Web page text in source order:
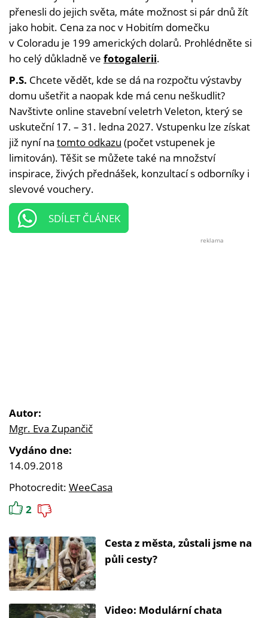
přenesli do jejich světa, máte možnost si pár dnů žít
jako hobit. Cena za noc v Hobitím domečku
v Coloradu je 199 amerických dolarů. Prohlédněte si
ho celý důkladně ve fotogalerii.
P.S. Chcete vědět, kde se dá na rozpočtu výstavby
domu ušetřit a naopak kde má cenu neškudlit?
Navštivte online stavební veletrh Veleton, který se
uskuteční 17. – 31. ledna 2027. Vstupenku lze získat
již nyní na tomto odkazu (počet vstupenek je
limitován). Těšit se můžete také na množství
inspirace, živých přednášek, konzultací s odborníky i
slevové vouchery.
SDÍLET ČLÁNEK
reklama
Autor:
Mgr. Eva Zupančič
Vydáno dne:
14.09.2018
Photocredit: WeeCasa
2
Cesta z města, zůstali jsme na
půli cesty?
Video: Modulární chata